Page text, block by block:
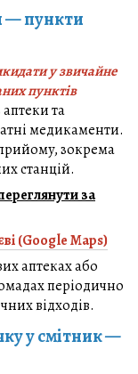
— пункти
у звичайне
пунктів
та
медикаменти.
зокрема
станцій.
за
(Google Maps)
аптеках або
періодично
відходів.
у смітник —